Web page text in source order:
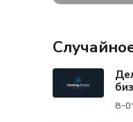
8-